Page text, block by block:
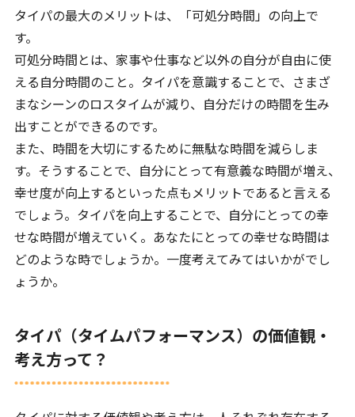
タイパの最大のメリットは、「可処分時間」の向上で
す。
可処分時間とは、家事や仕事など以外の自分が自由に使
える自分時間のこと。タイパを意識することで、さまざ
まなシーンのロスタイムが減り、自分だけの時間を生み
出すことができるのです。
また、時間を大切にするために無駄な時間を減らしま
す。そうすることで、自分にとって有意義な時間が増え、
幸せ度が向上するといった点もメリットであると言える
でしょう。タイパを向上することで、自分にとっての幸
せな時間が増えていく。あなたにとっての幸せな時間は
どのような時でしょうか。一度考えてみてはいかがでし
ょうか。
タイパ（タイムパフォーマンス）の価値観・
考え方って？